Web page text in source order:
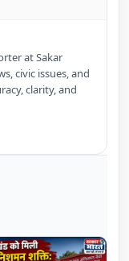
at Sakar
civic issues, and
clarity, and